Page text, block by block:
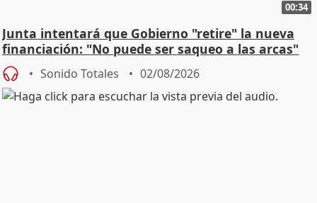
00:34
Junta intentará que Gobierno "retire" la nueva
financiación: "No puede ser saqueo a las arcas"
Sonido Totales 02/08/2026